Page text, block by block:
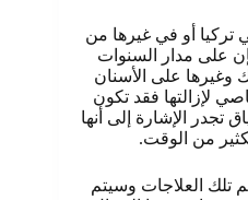
تركيا أو في غيرها من
على مدار السنوات
وغيرها على الأسنان
لإزالتها فقد تكون
تجدر الإشارة إلى أنها
من الوقت.
تلك العلاجات وسيتم